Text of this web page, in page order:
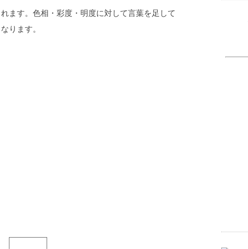
ます。色相・彩度・明度に対して言葉を足して
ります。